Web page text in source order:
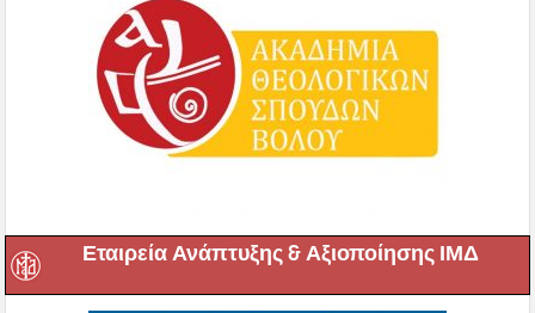
Εταιρεία Ανάπτυξης & Αξιοποίησης ΙΜΔ